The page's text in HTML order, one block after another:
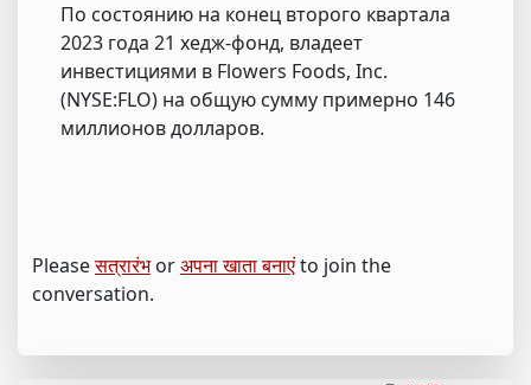
По состоянию на конец второго квартала
2023 года 21 хедж-фонд, владеет
инвестициями в Flowers Foods, Inc.
(NYSE:FLO) на общую сумму примерно 146
миллионов долларов.
Pleaseसत्रारंभorअपना खाता बनाएंto join the
conversation.